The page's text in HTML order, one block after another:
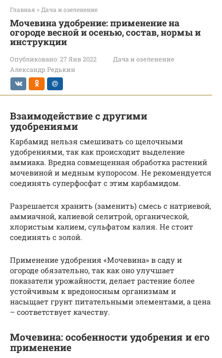
Главная » Дача и озеленение
Мочевина удобрение: применение на
огороде весной и осенью, состав, нормы и
инструкции
Опубликовано: 27 Янв 2022
Дача и озеленение
Александр Редькин
Взаимодействие с другими
удобрениями
Карбамид нельзя смешивать со щелочными
удобрениями, так как происходит выделение
аммиака. Вредна совмещенная обработка растений
мочевиной и медным купоросом. Не рекомендуется
соединять суперфосфат с этим карбамидом.
Разрешается хранить (заменить) смесь с натриевой,
аммиачной, калиевой селитрой, органической,
хлористым калием, сульфатом калия. Не стоит
соединять с золой.
Применение удобрения «Мочевина» в саду и
огороде обязательно, так как оно улучшает
показатели урожайности, делает растение более
устойчивым к вредоносным организмам и
насыщает грунт питательными элементами, а цена
– соответствует качеству.
Мочевина: особенности удобрения и его
применение